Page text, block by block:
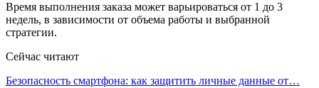
Время выполнения заказа может варьироваться от 1 до 3
недель, в зависимости от объема работы и выбранной
стратегии.
Сейчас читают
Безопасность смартфона: как защитить личные данные от…